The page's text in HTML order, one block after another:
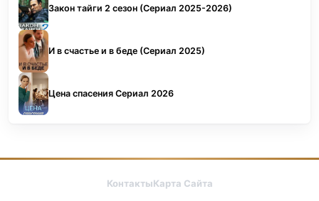
Закон тайги 2 сезон (Сериал 2025-2026)
И в счастье и в беде (Сериал 2025)
Цена спасения Сериал 2026
КонтактыКарта Сайта